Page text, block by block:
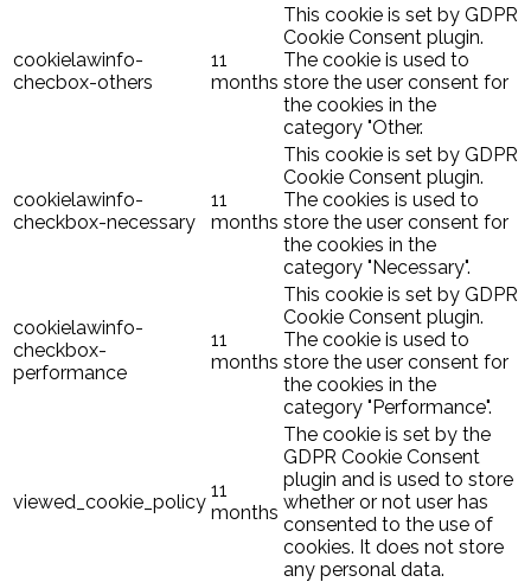
cookielawinfo-
checbox-others
11
months
This cookie is set by GDPR
Cookie Consent plugin.
The cookie is used to
store the user consent for
the cookies in the
category "Other.
cookielawinfo-
checkbox-necessary
11
months
This cookie is set by GDPR
Cookie Consent plugin.
The cookies is used to
store the user consent for
the cookies in the
category "Necessary".
cookielawinfo-
checkbox-
performance
11
months
This cookie is set by GDPR
Cookie Consent plugin.
The cookie is used to
store the user consent for
the cookies in the
category "Performance".
viewed_cookie_policy
11
months
The cookie is set by the
GDPR Cookie Consent
plugin and is used to store
whether or not user has
consented to the use of
cookies. It does not store
any personal data.